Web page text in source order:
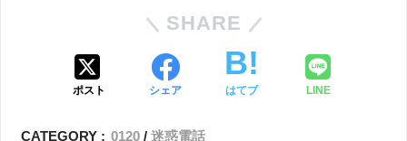
SHARE
ポスト シェア はてブ LINE
CATEGORY : 0120 迷惑電話